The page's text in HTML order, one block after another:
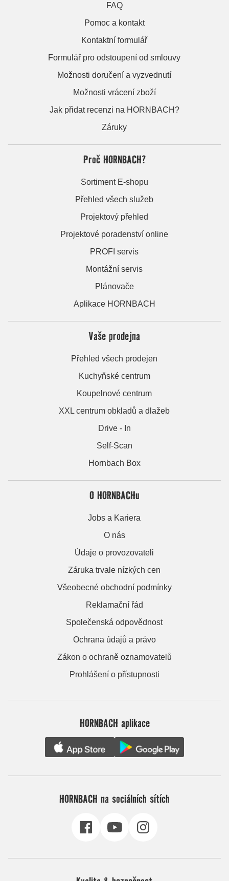
FAQ
Pomoc a kontakt
Kontaktní formulář
Formulář pro odstoupení od smlouvy
Možnosti doručení a vyzvednutí
Možnosti vrácení zboží
Jak přidat recenzi na HORNBACH?
Záruky
Proč HORNBACH?
Sortiment E-shopu
Přehled všech služeb
Projektový přehled
Projektové poradenství online
PROFI servis
Montážní servis
Plánovače
Aplikace HORNBACH
Vaše prodejna
Přehled všech prodejen
Kuchyňské centrum
Koupelnové centrum
XXL centrum obkladů a dlažeb
Drive - In
Self-Scan
Hornbach Box
O HORNBACHu
Jobs a Kariera
O nás
Údaje o provozovateli
Záruka trvale nízkých cen
Všeobecné obchodní podmínky
Reklamační řád
Společenská odpovědnost
Ochrana údajů a právo
Zákon o ochraně oznamovatelů
Prohlášení o přístupnosti
HORNBACH aplikace
HORNBACH na sociálních sítích